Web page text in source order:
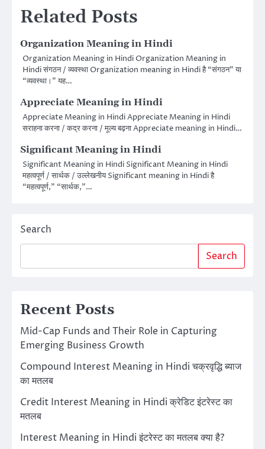
Related Posts
Organization Meaning in Hindi
Organization Meaning in Hindi Organization Meaning in
Hindi संगठन / व्यवस्था Organization meaning in Hindi है “संगठन” या
“व्यवस्था।” यह…
Appreciate Meaning in Hindi
Appreciate Meaning in Hindi Appreciate Meaning in Hindi
सराहना करना / कद्र करना / मूल्य बढ़ना Appreciate meaning in Hindi…
Significant Meaning in Hindi
Significant Meaning in Hindi Significant Meaning in Hindi
महत्वपूर्ण / सार्थक / उल्लेखनीय Significant meaning in Hindi है
“महत्वपूर्ण,” “सार्थक,”…
Search
Search
Recent Posts
Mid-Cap Funds and Their Role in Capturing
Emerging Business Growth
Compound Interest Meaning in Hindi चक्रवृद्धि ब्याज
का मतलब
Credit Interest Meaning in Hindi क्रेडिट इंटरेस्ट का
मतलब
Interest Meaning in Hindi इंटरेस्ट का मतलब क्या है?